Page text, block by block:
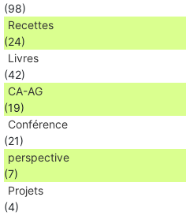
(98)
Recettes
(24)
Livres
(42)
CA-AG
(19)
Conférence
(21)
perspective
(7)
Projets
(4)